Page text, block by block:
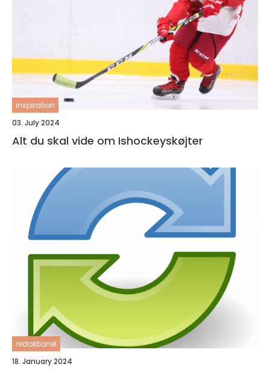
inspiration
03. July 2024
Alt du skal vide om Ishockeyskøjter
redaktionel
18. January 2024